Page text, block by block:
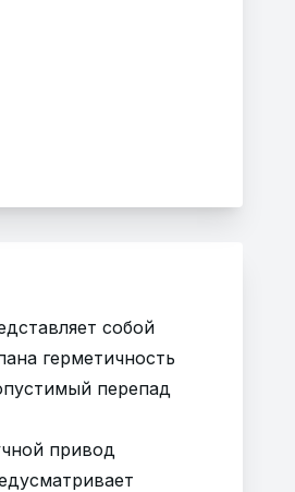
собой
герметичность
перепад
привод